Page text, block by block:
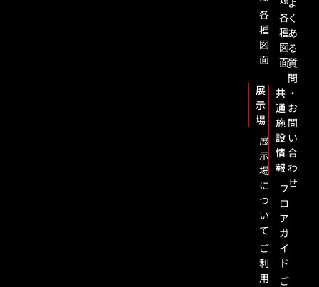
各
種
図
面
展
示
場
展
示
場
に
つ
い
て
ご
利
用
各
種
図
面
共
通
施
設
情
報
フ
ロ
ア
ガ
イ
ド
ご
よ
く
あ
る
質
問
・
お
問
い
合
わ
せ